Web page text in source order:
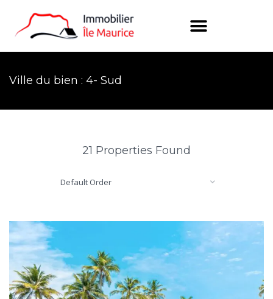
Ville du bien : 4- Sud
21 Properties Found
Default Order